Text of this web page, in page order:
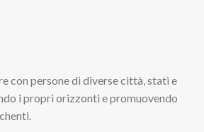
con persone di diverse città, stati e
i propri orizzonti e promuovendo